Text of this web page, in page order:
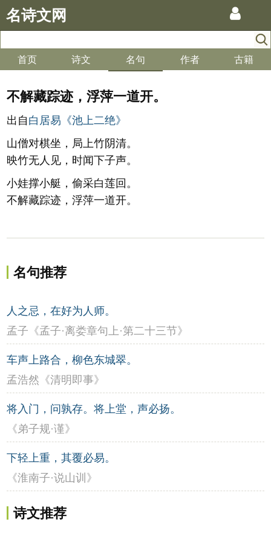
名诗文网
首页 诗文 名句 作者 古籍
不解藏踪迹，浮萍一道开。
出自 白居易《池上二绝》
山僧对棋坐，局上竹阴清。
映竹无人见，时闻下子声。
小娃撑小艇，偷采白莲回。
不解藏踪迹，浮萍一道开。
名句推荐
人之忌，在好为人师。
孟子《孟子·离娄章句上·第二十三节》
车声上路合，柳色东城翠。
孟浩然《清明即事》
将入门，问孰存。将上堂，声必扬。
《弟子规·谨》
下轻上重，其覆必易。
《淮南子·说山训》
诗文推荐